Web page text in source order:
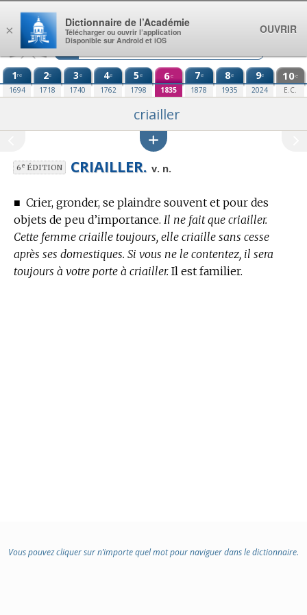
Aller au contenu
1re
1694
2e
1718
3e
1740
4e
1762
5e
1798
6e
1835
7e
1878
8e
1935
9e
2024
10e
E.C.
criailler
6eÉDITION CRIAILLER. v. n.
■ Crier, gronder, se plaindre souvent et pour des
objets de peu d’importance. Il ne fait que criailler.
Cette femme criaille toujours, elle criaille sans cesse
après ses domestiques. Si vous ne le contentez, il sera
toujours à votre porte à criailler. Il est familier.
Vous pouvez cliquer sur n’importe quel mot pour naviguer dans le dictionnaire.
×
Dictionnaire de l’Académie
Télécharger ou ouvrir l’application
Disponible sur Android et iOS
OUVRIR